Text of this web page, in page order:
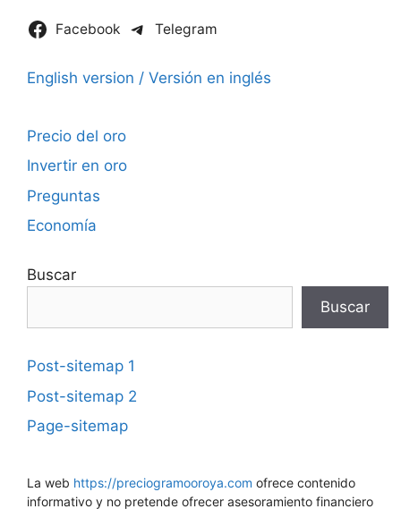
Facebook Telegram
English version / Versión en inglés
Precio del oro
Invertir en oro
Preguntas
Economía
Buscar
Buscar
Post-sitemap 1
Post-sitemap 2
Page-sitemap
La web https://preciogramooroya.com ofrece contenido
informativo y no pretende ofrecer asesoramiento financiero